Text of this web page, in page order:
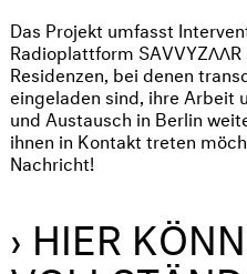
Das Projekt umfasst
Radioplattform
Residenzen, bei denen
eingeladen sind, ihre Arbeit
und Austausch in Berlin
ihnen in Kontakt treten
Nachricht!
› HIER